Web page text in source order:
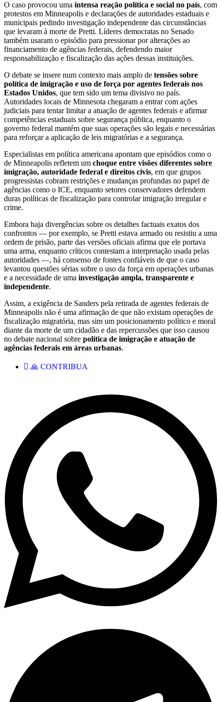
O caso provocou uma intensa reação política e social no país, com
protestos em Minneapolis e declarações de autoridades estaduais e
municipais pedindo investigação independente das circunstâncias
que levaram à morte de Pretti. Líderes democratas no Senado
também usaram o episódio para pressionar por alterações ao
financiamento de agências federais, defendendo maior
responsabilização e fiscalização das ações dessas instituições.
O debate se insere num contexto mais amplo de tensões sobre
política de imigração e uso de força por agentes federais nos
Estados Unidos, que tem sido um tema divisivo no país.
Autoridades locais de Minnesota chegaram a entrar com ações
judiciais para tentar limitar a atuação de agentes federais e afirmar
competências estaduais sobre segurança pública, enquanto o
governo federal mantém que suas operações são legais e necessárias
para reforçar a aplicação de leis migratórias e a segurança.
Especialistas em política americana apontam que episódios como o
de Minneapolis refletem um choque entre visões diferentes sobre
imigração, autoridade federal e direitos civis, em que grupos
progressistas cobram restrições e mudanças profundas no papel de
agências como o ICE, enquanto setores conservadores defendem
duras políticas de fiscalização para controlar imigração irregular e
crime.
Embora haja divergências sobre os detalhes factuais exatos dos
confrontos — por exemplo, se Pretti estava armado ou resistiu a uma
ordem de prisão, parte das versões oficiais afirma que ele portava
uma arma, enquanto críticos contestam a interpretação usada pelas
autoridades —, há consenso de fontes confiáveis de que o caso
levantou questões sérias sobre o uso da força em operações urbanas
e a necessidade de uma investigação ampla, transparente e
independente.
Assim, a exigência de Sanders pela retirada de agentes federais de
Minneapolis não é uma afirmação de que não existam operações de
fiscalização migratória, mas sim um posicionamento político e moral
diante da morte de um cidadão e das repercussões que isso causou
no debate nacional sobre política de imigração e atuação de
agências federais em áreas urbanas.
🙏 CONTRIBUA